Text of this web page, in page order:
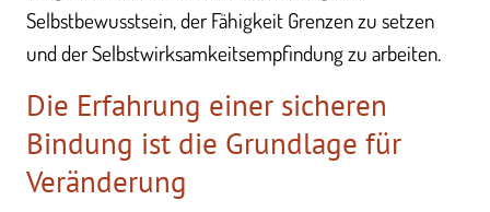
Selbstbewusstsein, der Fähigkeit Grenzen zu setzen
und der Selbstwirksamkeitsempfindung zu arbeiten.
Die Erfahrung einer sicheren
Bindung ist die Grundlage für
Veränderung